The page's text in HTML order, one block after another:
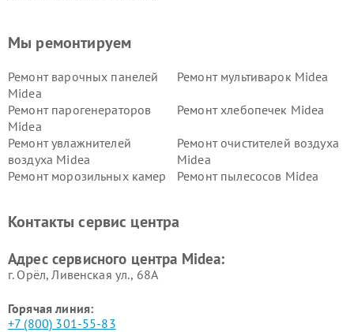
Мы ремонтируем
Ремонт варочных панелей
Midea
Ремонт мультиварок Midea
Ремонт парогенераторов
Midea
Ремонт хлебопечек Midea
Ремонт увлажнителей
воздуха Midea
Ремонт очистителей воздуха
Midea
Ремонт морозильных камер
Ремонт пылесосов Midea
пылесосов Midea
Midea
Контакты сервис центра
Адрес сервисного центра Midea:
г. Орёл, Ливенская ул., 68А
Горячая линия:
+7 (800) 301-55-83